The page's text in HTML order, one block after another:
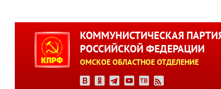
КОММУНИСТИЧЕСКАЯ
РОССИЙСКОЙ ФЕДЕРАЦИИ
ОМСКОЕ ОБЛАСТНОЕ ОТДЕЛЕНИЕ